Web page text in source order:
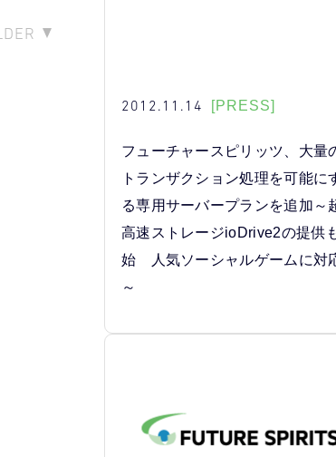
2012.11.14 [PRESS]
フューチャースピリッツ、大量
トランザクション処理を可能に
る専用サーバープランを追加～
高速ストレージioDrive2の提供
始 人気ソーシャルゲームに対
～